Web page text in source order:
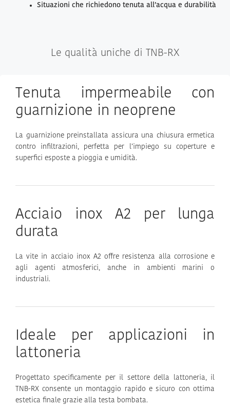
Situazioni che richiedono tenuta all’acqua e durabilità
Le qualità uniche di TNB-RX
Tenuta impermeabile con
guarnizione in neoprene
La guarnizione preinstallata assicura una chiusura ermetica
contro infiltrazioni, perfetta per l’impiego su coperture e
superfici esposte a pioggia e umidità.
Acciaio inox A2 per lunga
durata
La vite in acciaio inox A2 offre resistenza alla corrosione e
agli agenti atmosferici, anche in ambienti marini o
industriali.
Ideale per applicazioni in
lattoneria
Progettato specificamente per il settore della lattoneria, il
TNB-RX consente un montaggio rapido e sicuro con ottima
estetica finale grazie alla testa bombata.